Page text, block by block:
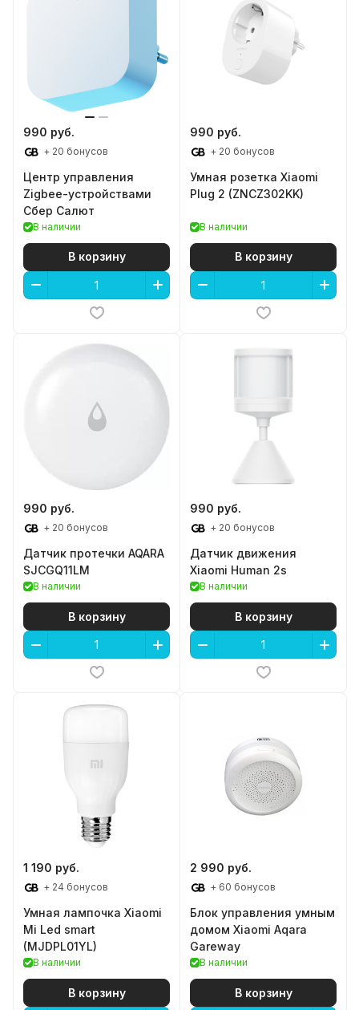
990 руб.
+ 20 бонусов
Центр управления
Zigbee-устройствами
Сбер Салют
В наличии
В корзину
990 руб.
+ 20 бонусов
Умная розетка Xiaomi
Plug 2 (ZNCZ302KK)
В наличии
В корзину
990 руб.
+ 20 бонусов
Датчик протечки AQARA
SJCGQ11LM
В наличии
В корзину
990 руб.
+ 20 бонусов
Датчик движения
Xiaomi Human 2s
В наличии
В корзину
1 190 руб.
+ 24 бонусов
Умная лампочка Xiaomi
Mi Led smart
(MJDPL01YL)
В наличии
В корзину
2 990 руб.
+ 60 бонусов
Блок управления умным
домом Xiaomi Aqara
Gareway
В наличии
В корзину